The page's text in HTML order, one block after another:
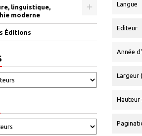
linguistique,
moderne
Éditions
Langue
Editeur
Année
Largeur
Hauteur